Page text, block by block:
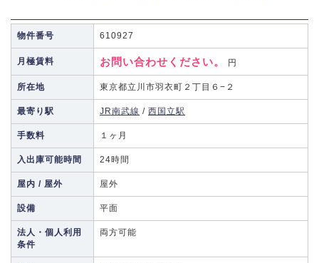
物件番号 610927
月極賃料 お問い合わせください。 円
所在地 東京都立川市羽衣町２丁目６−２
最寄り駅 JR南武線 / 西国立駅
手数料 １ヶ月
入出庫可能時間 24時間
屋内 / 屋外 屋外
設備 平面
法人・個人利用
条件
両方可能